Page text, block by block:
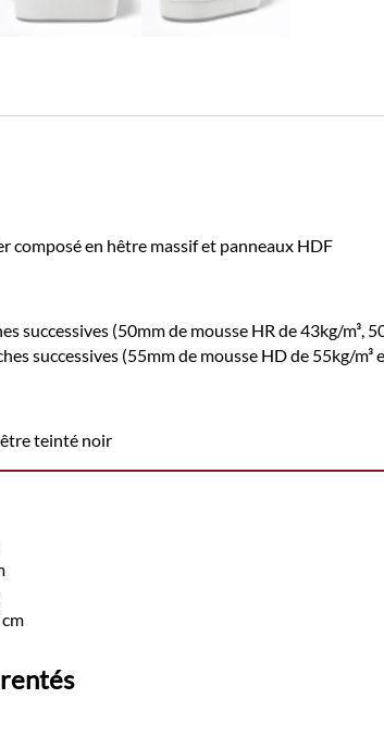
composé en hêtre massif et panneaux HDF
successives (50mm de mousse HR de 43kg/m³,
successives (55mm de mousse HD de 55kg/m³
teinté noir